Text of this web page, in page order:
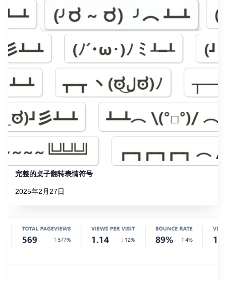
完整的桌子翻转表情符号
2025年2月27日